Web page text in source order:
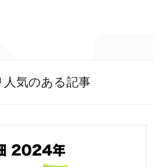
人気のある記事